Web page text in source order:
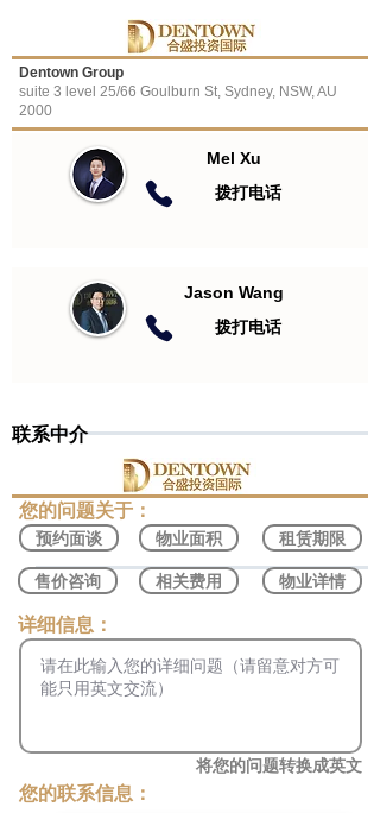
Dentown Group
suite 3 level 25/66 Goulburn St, Sydney, NSW, AU
2000
Mel Xu
​拨打电话
Jason Wang
​拨打电话
联系中介
​您的问题关于：
预约面谈
售价咨询
物业面积
相关费用
租赁期限
物业详情
​详细信息：
将您的问题转换成英文
您的联系信息：